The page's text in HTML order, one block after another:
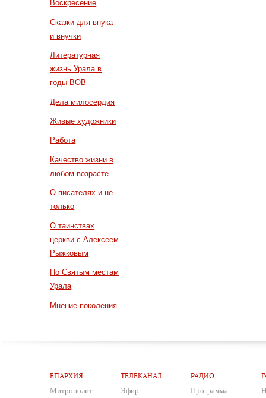
Воскресение
Сказки для внука
и внучки
Литературная
жизнь Урала в
годы ВОВ
Дела милосердия
Живые художники
Работа
Качество жизни в
любом возрасте
О писателях и не
только
О таинствах
церкви с Алексеем
Рыжковым
По Святым местам
Урала
Мнение поколения
ЕПАРХИЯ
Митрополит
ТЕЛЕКАНАЛ
Эфир
РАДИО
Программа